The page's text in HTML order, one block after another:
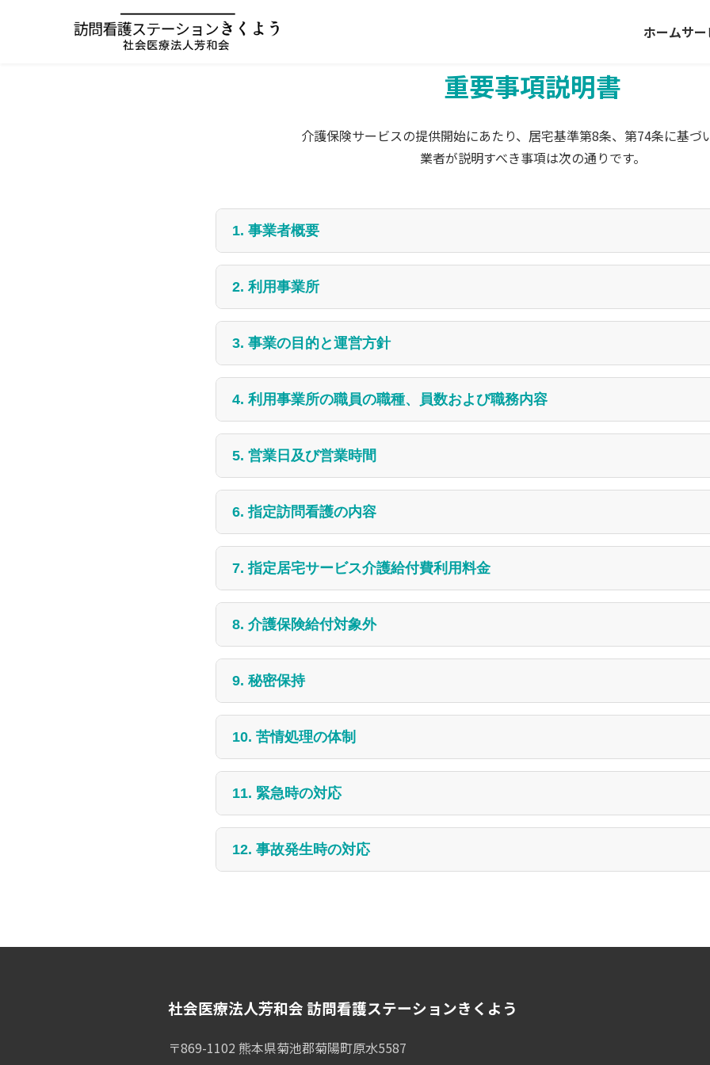
ホームサ
重要事項説明書
介護保険サービスの提供開始にあたり、居宅基準第8条、第74条に基づ
業者が説明すべき事項は次の通りです。
1. 事業者概要
(1) 事業者名称:
(2) 主たる事業所の所在地:熊本市東区神水1丁目14－41
(3) 法人種別:社会医療法人 芳和会
(4) 代表者名:積 豪英
(5) 電話番号:096-381-5887
(6) 事業所名称・指定番号:
(7) 居宅介護サービスの種類:
2. 利用事業所
(1) 利用事業所の名称:訪問看護ステーション きくよう
(2) 指定番号:4362690077
(3) 所在地:熊本県菊池郡菊陽町大字原水5587
(4) 電話番号:096-232-8519
(5) 通常の事業の実施地域:菊陽町・大津町・合志市・菊池市・山鹿市・熊本市・阿
町・その他相談に応じる
3. 事業の目的と運営方針
(1) 事業の目的:
に重点をおいたサービスを提供するとともに、関連する事業所との連携を図り、利
を図ることを目的とする。
(2) 運営方針:
1) 訪問看護の専門機関として利用者の生活の確保とその向上に努める。
2) 在宅での療養生活を支援し、看護の必要な利用者の心身の機能回復及び維持に努
3) 地域社会での生活を基盤として保健・医療・福祉との連携を図り、在宅療養を可
する。
4) 在宅ケアを要する利用者とその家族の健康管理を含め、質の高い看護を提供する
し自己啓発に努める。
4. 利用事業所の職員の職種、員数および職務内容
(1) 管理者:看護師1名
看護業務の提供にあたるものとする。
(2) 看護職員:看護師14名(管理者含む)、作業療法士1名
看護職員は指定訪問看護提供にあたる。
(3) 看護補助職員:看護補助者1名
看護師の補助業務にあたる。
5. 営業日及び営業時間
(1) 営業日:月曜日から土曜日とする。ただし祝祭日及び12月30日から1月3日までを
(2) 営業時間:
月曜日から金曜日は午前8時30分から午後5時まで
土曜日は午前8時30分から午後12時30分まで
ただし、電話等により、24時間連絡が可能な体制とする。
6. 指定訪問看護の内容
(1) 病状の観察
(2) 清拭・洗髪による清潔の保持
(3) 褥瘡の予防及び処置
(4) 医療器具やカテーテルの管理
(5) リハビリテーション
(6) 家族や介護者への療養上の指導、支援及び健康相談
7. 指定居宅サービス介護給付費利用料金
(1) 訪問看護費 (1割負担)
所要時間20分未満: 3,140円
所要時間30分未満: 4,710円
所要時間30分以上1時間未満: 8,230円
所要時間1時間以上1時間30分未満: 11,280円
理学療法士等による訪問: 2,940円
(2) 複数名加算 (1割負担)
看護師等 30分未満: 2,540円
看護師等 30分以上: 4,020円
8. 介護保険給付対象外
(1) 特別指示書がある場合
ある旨の特別訪問看護指示書の交付を受けた場合には、その交付の日から14日間に
せず、医療保険の対象となる。
9. 秘密保持
(1) 従事者は正当な理由なく、その業務上知り得た利用者又はその家族の秘密を漏ら
措置を講じる。
(2) サービス担当者会議などにおいて、利用者の個人情報を用いる場合は利用者の
の個人情報を用いる場合は該当家族の同意を予め得ること。
10. 苦情処理の体制
(1) 当事業所の苦情相談窓口
窓口: 訪問看護ステーション きくよう
電話番号: 096-232-8519 (FAX番号: 096-232-0741)
担当者: 管理者 池邉 寛一
窓口: 熊本県国民健康保険団体連合会 苦情相談窓口
11. 緊急時の対応
従事者は、指定訪問看護の実施中に、利用者の病状の急変及びその他の緊急事態が
12. 事故発生時の対応
社会医療法人芳和会 訪問看護ステーションきくよう
〒869-1102 熊本県菊池郡菊陽町原水5587